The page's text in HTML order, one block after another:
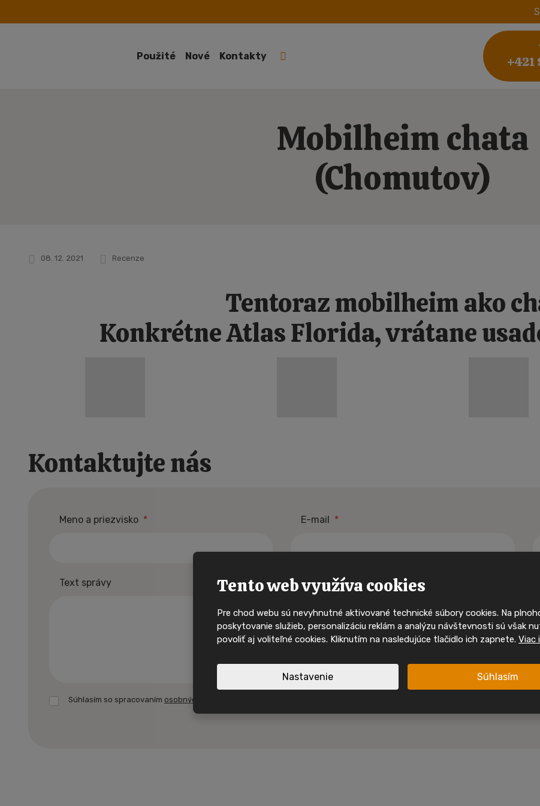
Použité Nové Kontakty +421
Mobilheim chata
(Chomutov)
08. 12. 2021 Recenze
Tentoraz mobilheim ako
Konkrétne Atlas Florida, vrátane
Kontaktujte nás
Meno a priezvisko * E-mail *
Text správy
Súhlasím so spracovaním osobných údajov.
Tento web využíva cookies
Pre chod webu sú nevyhnutné aktivované technické súbory cookies. Na
poskytovanie služieb, personalizáciu reklám a analýzu návštevnosti sú však
povoliť aj voliteľné cookies. Kliknutím na nasledujúce tlačidlo ich zapnete. Viac
Nastavenie Súhlasím
Ty nejzajímavější mobilní domy
svého majitele velmi rychle.
sociálních sítích a mějte
Sledujte nás na